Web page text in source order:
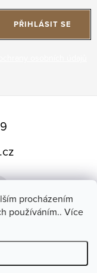
procházením
používáním.. Více
PŘIHLÁSIT SE